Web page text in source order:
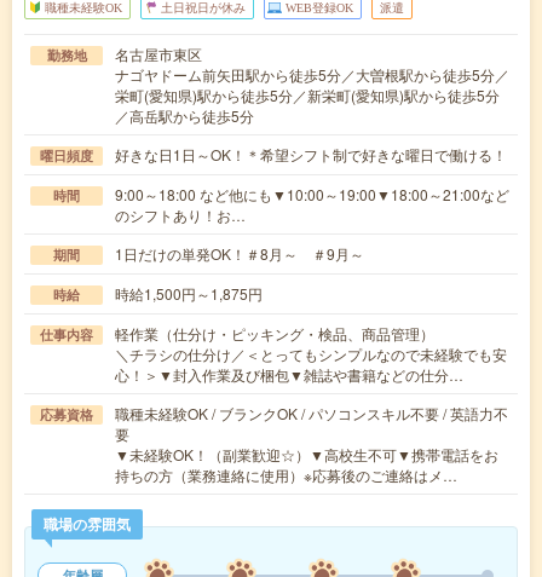
職種未経験OK 土日祝日が休み WEB登録OK 派遣
勤務地
名古屋市東区
ナゴヤドーム前矢田駅から徒歩5分／大曽根駅から徒歩5分／
栄町(愛知県)駅から徒歩5分／新栄町(愛知県)駅から徒歩5分
／高岳駅から徒歩5分
曜日頻度 好きな日1日～OK！＊希望シフト制で好きな曜日で働ける！
時間
9:00～18:00 など他にも▼10:00～19:00▼18:00～21:00など
のシフトあり！お…
期間 1日だけの単発OK！＃8月～ ＃9月～
時給 時給1,500円～1,875円
仕事内容
軽作業（仕分け・ピッキング・検品、商品管理）
＼チラシの仕分け／＜とってもシンプルなので未経験でも安
心！＞▼封入作業及び梱包▼雑誌や書籍などの仕分…
応募資格
職種未経験OK / ブランクOK / パソコンスキル不要 / 英語力不
要
▼未経験OK！（副業歓迎☆）▼高校生不可▼携帯電話をお
持ちの方（業務連絡に使用）※応募後のご連絡はメ…
職場の雰囲気